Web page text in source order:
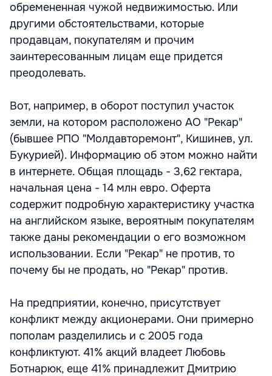
обремененная чужой недвижимостью. Или
другими обстоятельствами, которые
продавцам, покупателям и прочим
заинтересованным лицам еще придется
преодолевать.
Вот, например, в оборот поступил участок
земли, на котором расположено АО "Рекар"
(бывшее РПО "Молдавторемонт", Кишинев, ул.
Букурией). Информацию об этом можно найти
в интернете. Общая площадь - 3,62 гектара,
начальная цена - 14 млн евро. Оферта
содержит подробную характеристику участка
на английском языке, вероятным покупателям
также даны рекомендации о его возможном
использовании. Если "Рекар" не против, то
почему бы не продать, но "Рекар" против.
На предприятии, конечно, присутствует
конфликт между акционерами. Они примерно
пополам разделились и с 2005 года
конфликтуют. 41% акций владеет Любовь
Ботнарюк, еще 41% принадлежит Дмитрию